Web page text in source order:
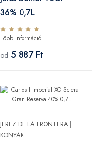
36% 0,7L
Több információ
od 5 887 Ft
JEREZ DE LA FRONTERA|
KONYAK